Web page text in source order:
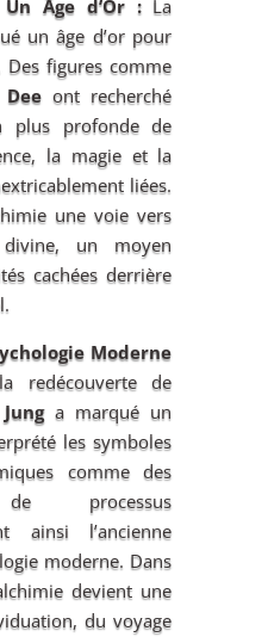
Âge d’Or :La
un âge d’or pour
Des figures comme
ont recherché
plus profonde de
la magie et la
liées.
une voie vers
divine, un moyen
cachées derrière
Moderne
redécouverte de
a marqué un
les symboles
comme des
de processus
ainsi l’ancienne
moderne. Dans
devient une
du voyage